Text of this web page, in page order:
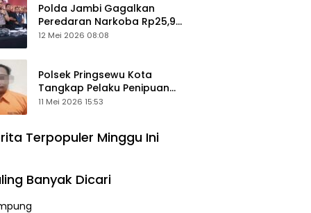
Polda Jambi Gagalkan
Peredaran Narkoba Rp25,9
Miliar, Empat Tersangka
12 Mei 2026 08:08
Polsek Pringsewu Kota
Tangkap Pelaku Penipuan
Mobil, Sempat Kabur ke Jambi
11 Mei 2026 15:53
Terpopuler Minggu Ini
Banyak Dicari